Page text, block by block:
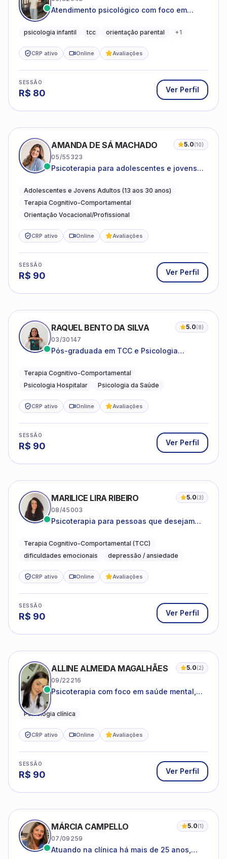
Atendimento psicológico com foco em
promovendo equilíbrio emocional e
psicologia infantil tcc orientação parental +1
CRP ativo Online Avaliações
SESSÃO
R$ 80 Ver Perfil
AMANDA DE SÁ MACHADO 5.0(10)
05/55323
Psicoterapia para adolescentes e jovens
autoestima, relações e orientação
profissional
Adolescentes e Jovens Adultos (13 aos 30 anos)
Terapia Cognitivo-Comportamental
Orientação Vocacional/Profissional
CRP ativo Online Avaliações
SESSÃO
R$ 90 Ver Perfil
RAQUEL BENTO DA SILVA 5.0(8)
03/30147
Pós-graduada em TCC e Psicologia
Terapia Cognitivo-Comportamental
Psicologia Hospitalar
Psicologia da Saúde
CRP ativo Online Avaliações
SESSÃO
R$ 90 Ver Perfil
MARILICE LIRA RIBEIRO 5.0(3)
08/45003
Psicoterapia para pessoas que desejam
dificuldades do dia a dia
Terapia Cognitivo-Comportamental (TCC)
dificuldades emocionais
depressão / ansiedade
CRP ativo Online Avaliações
SESSÃO
R$ 90 Ver Perfil
ALLINE ALMEIDA MAGALHÃES 5.0(2)
09/22216
Psicoterapia com foco em saúde mental,
adolescentes e adultos.
Psicologia clínica
CRP ativo Online Avaliações
SESSÃO
R$ 90 Ver Perfil
MÁRCIA CAMPELLO 5.0(1)
07/09259
Atuando na clínica há mais de 25 anos,